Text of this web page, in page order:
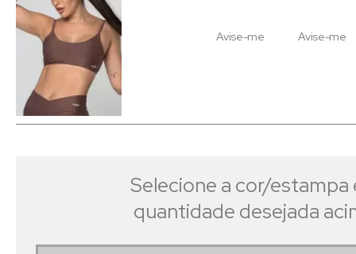
Avise-me Avise-me
Selecione a cor/estampa
quantidade desejada